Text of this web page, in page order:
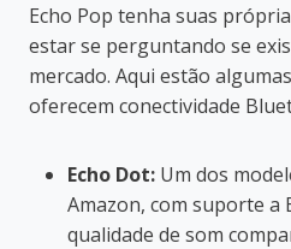
Echo Pop tenha suas
estar se perguntando se
mercado. Aqui estão
oferecem conectividade
Echo Dot: Um dos
Amazon, com suporte a
qualidade de som